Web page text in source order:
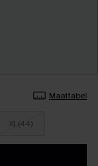
Maattabel
XL(44)